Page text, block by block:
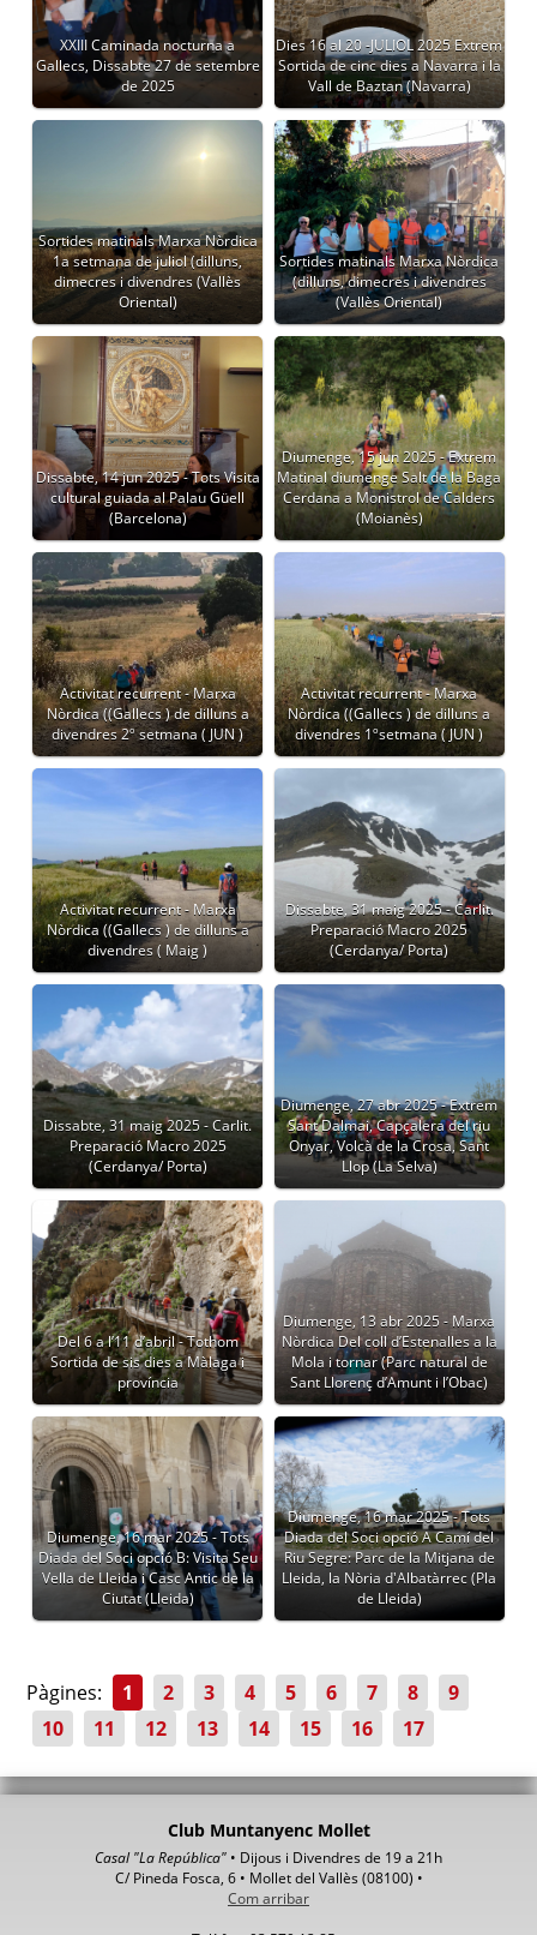
XXIII Caminada nocturna a
Gallecs, Dissabte 27 de setembre
de 2025
Dies 16 al 20 -JULIOL 2025 Extrem
Sortida de cinc dies a Navarra i la
Vall de Baztan (Navarra)
Sortides matinals Marxa Nòrdica
1a setmana de juliol (dilluns,
dimecres i divendres (Vallès
Oriental)
Sortides matinals Marxa Nòrdica
(dilluns, dimecres i divendres
(Vallès Oriental)
Dissabte, 14 jun 2025 - Tots Visita
cultural guiada al Palau Güell
(Barcelona)
Diumenge, 15 jun 2025 - Extrem
Matinal diumenge Salt de la Baga
Cerdana a Monistrol de Calders
(Moianès)
Activitat recurrent - Marxa
Nòrdica ((Gallecs ) de dilluns a
divendres 2º setmana ( JUN )
Activitat recurrent - Marxa
Nòrdica ((Gallecs ) de dilluns a
divendres 1ºsetmana ( JUN )
Activitat recurrent - Marxa
Nòrdica ((Gallecs ) de dilluns a
divendres ( Maig )
Dissabte, 31 maig 2025 - Carlit.
Preparació Macro 2025
(Cerdanya/ Porta)
Dissabte, 31 maig 2025 - Carlit.
Preparació Macro 2025
(Cerdanya/ Porta)
Diumenge, 27 abr 2025 - Extrem
Sant Dalmai, Capçalera del riu
Onyar, Volcà de la Crosa, Sant
Llop (La Selva)
Del 6 a l’11 d’abril - Tothom
Sortida de sis dies a Màlaga i
província
Diumenge, 13 abr 2025 - Marxa
Nòrdica Del coll d’Estenalles a la
Mola i tornar (Parc natural de
Sant Llorenç d’Amunt i l’Obac)
Diumenge, 16 mar 2025 - Tots
Diada del Soci opció B: Visita Seu
Vella de Lleida i Casc Antic de la
Ciutat (Lleida)
Diumenge, 16 mar 2025 - Tots
Diada del Soci opció A Camí del
Riu Segre: Parc de la Mitjana de
Lleida, la Nòria d'Albatàrrec (Pla
de Lleida)
Pàgines: 1 2 3 4 5 6 7 8
9
10
11 12 13 14 15 16 17
Club Muntanyenc Mollet
Casal "La República" • Dijous i Divendres de 19 a 21h
C/ Pineda Fosca, 6 • Mollet del Vallès (08100) •
Com arribar